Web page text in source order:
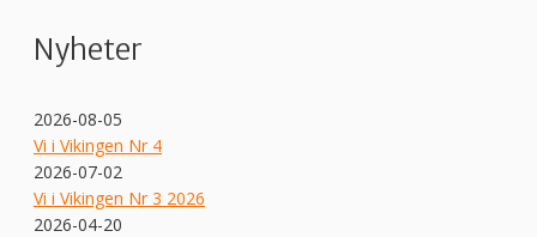
Nyheter
2026-08-05
Vi i Vikingen Nr 4
2026-07-02
Vi i Vikingen Nr 3 2026
2026-04-20